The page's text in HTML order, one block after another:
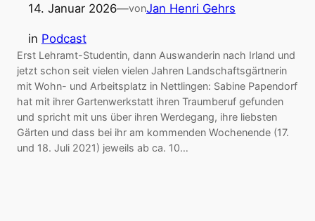
14. Januar 2026—vonJan Henri Gehrs
in Podcast
Erst Lehramt-Studentin, dann Auswanderin nach Irland und
jetzt schon seit vielen vielen Jahren Landschaftsgärtnerin
mit Wohn- und Arbeitsplatz in Nettlingen: Sabine Papendorf
hat mit ihrer Gartenwerkstatt ihren Traumberuf gefunden
und spricht mit uns über ihren Werdegang, ihre liebsten
Gärten und dass bei ihr am kommenden Wochenende (17.
und 18. Juli 2021) jeweils ab ca. 10…